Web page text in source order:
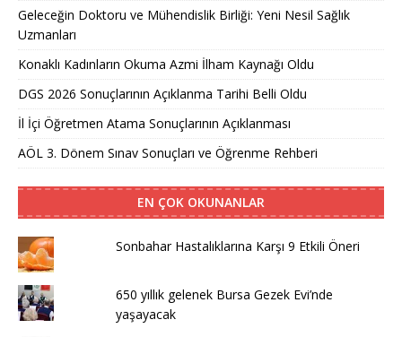
Geleceğin Doktoru ve Mühendislik Birliği: Yeni Nesil Sağlık
Uzmanları
Konaklı Kadınların Okuma Azmi İlham Kaynağı Oldu
DGS 2026 Sonuçlarının Açıklanma Tarihi Belli Oldu
İl İçi Öğretmen Atama Sonuçlarının Açıklanması
AÖL 3. Dönem Sınav Sonuçları ve Öğrenme Rehberi
EN ÇOK OKUNANLAR
Sonbahar Hastalıklarına Karşı 9 Etkili Öneri
650 yıllık gelenek Bursa Gezek Evi’nde
yaşayacak